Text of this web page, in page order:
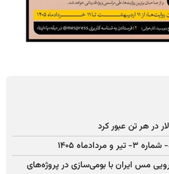
۱۴۰۵
میلیون یورویی مس ایران با بومی‌سازی در پروژه‌های